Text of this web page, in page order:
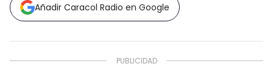
Añadir Caracol Radio en Google